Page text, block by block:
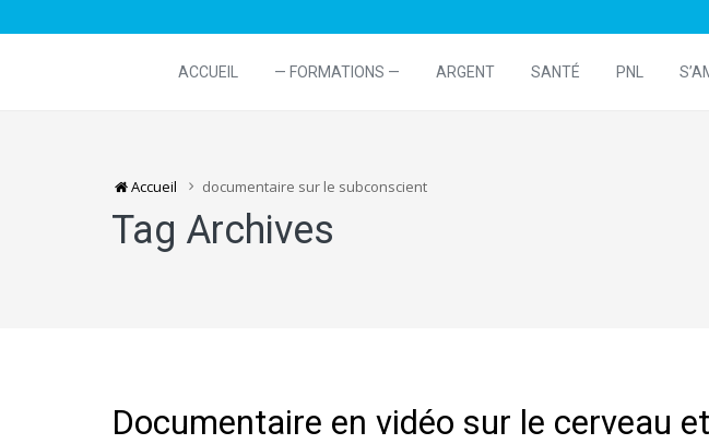
ACCUEIL — FORMATIONS — ARGENT SANTÉ PNL
Accueil documentaire sur le subconscient
Tag Archives
Documentaire en vidéo sur le cerveau